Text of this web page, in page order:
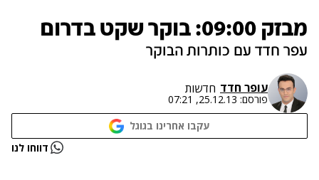
מבזק 09:00: בוקר שקט בדרום
עפר חדד עם כותרות הבוקר
עופר חדד חדשות
פורסם: 25.12.13, 07:21
עקבו אחרינו בגוגל
נתקלנו בבעיה דווחו לנו